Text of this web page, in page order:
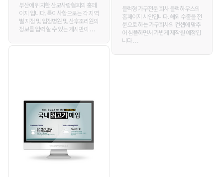
블럭형 가구전문 회사 블럭하우스의
홈페이지 시안입니다. 해외 수출을 전
문으로 하는 가구회사의 컨셉에 맞추
어 심플하면서 가볍게 제작될 예정입
니다 . . .
부산에 위치한 산모사랑협회의 홈페
이지 입니다. 특이사항으로는 각 지역
별 지점 및 입점병원 및 산후조리원의
정보를 입력 할 수 있는 게시판이 . . .